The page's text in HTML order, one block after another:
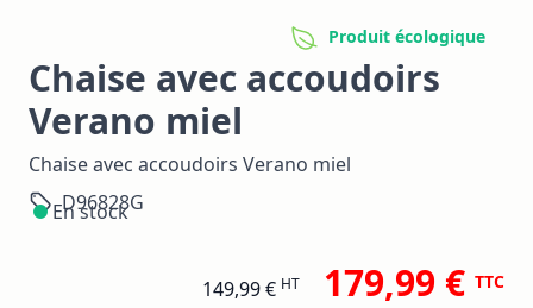
Produit écologique
Chaise avec accoudoirs
Verano miel
Chaise avec accoudoirs Verano miel
D96828G
En stock
149,99 € HT 179,99 € TTC